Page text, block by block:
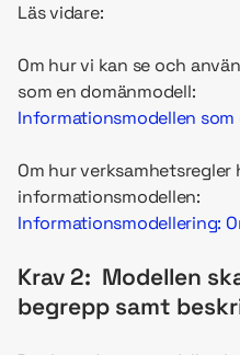
Läs vidare:
Om hur vi kan se och
som en domänmodell:
Informationsmodellen
Om hur verksamhetsregler
informationsmodellen:
Informationsmodellering:
Krav 2: Modellen
begrepp samt